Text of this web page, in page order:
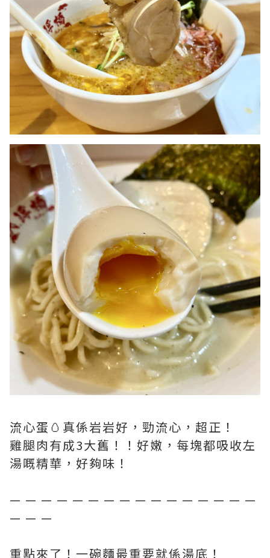
流心蛋🥚真係岩岩好，勁流心，超正！
雞腿肉有成3大舊！！好嫩，每塊都吸收左
湯嘅精華，好夠味！
— — — — — — — — — — — — — — — —
— — —
重點來了！一碗麵最重要就係湯底！